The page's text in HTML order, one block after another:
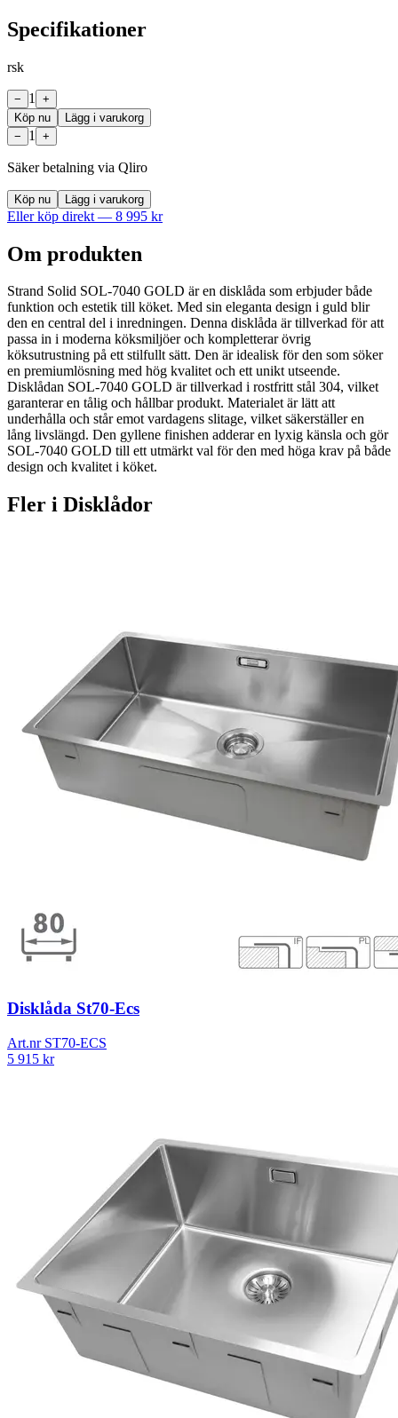
Specifikationer
rsk
− 1
+
Köp nu
Lägg i varukorg
−
1 +
Säker betalning via Qliro
Köp nu Lägg i varukorg
Eller köp direkt — 8 995 kr
Om produkten
Strand Solid SOL-7040 GOLD är en disklåda som erbjuder både
funktion och estetik till köket. Med sin eleganta design i guld blir
den en central del i inredningen. Denna disklåda är tillverkad för att
passa in i moderna köksmiljöer och kompletterar övrig
köksutrustning på ett stilfullt sätt. Den är idealisk för den som söker
en premiumlösning med hög kvalitet och ett unikt utseende.
Disklådan SOL-7040 GOLD är tillverkad i rostfritt stål 304, vilket
garanterar en tålig och hållbar produkt. Materialet är lätt att
underhålla och står emot vardagens slitage, vilket säkerställer en
lång livslängd. Den gyllene finishen adderar en lyxig känsla och gör
SOL-7040 GOLD till ett utmärkt val för den med höga krav på både
design och kvalitet i köket.
Fler i Disklådor
Disklåda St70-Ecs
Art.nr ST70-ECS
5 915 kr